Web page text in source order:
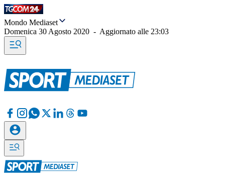
Mondo Mediaset
Domenica 30 Agosto 2020 - Aggiornato alle 23:03